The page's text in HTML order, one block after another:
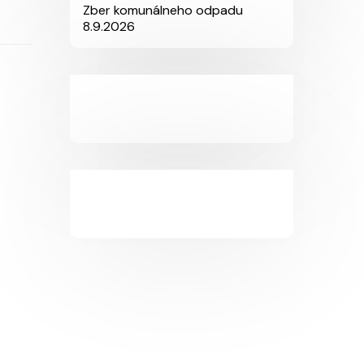
Zber komunálneho odpadu
8.9.2026